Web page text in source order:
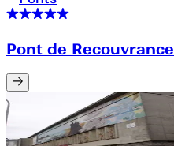
Pont de Recouvrance